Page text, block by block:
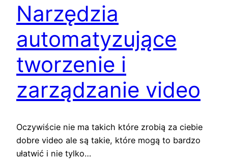
Narzędzia
automatyzujące
tworzenie i
zarządzanie video
Oczywiście nie ma takich które zrobią za ciebie
dobre video ale są takie, które mogą to bardzo
ułatwić i nie tylko…